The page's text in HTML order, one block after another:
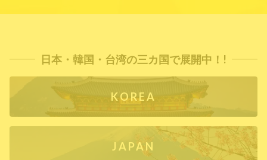
日本・韓国・台湾の三カ国で展開中！!
KOREA
JAPAN